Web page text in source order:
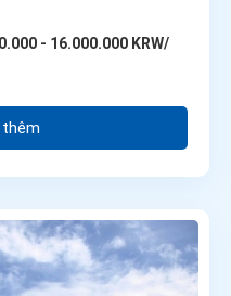
- 16.000.000 KRW/